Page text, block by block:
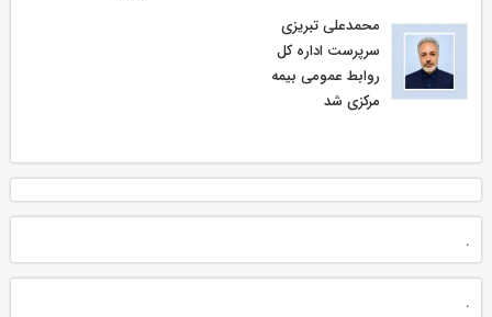
محمدعلی تبریزی
سرپرست اداره كل
روابط عمومی بیمه
مركزی شد
.
.